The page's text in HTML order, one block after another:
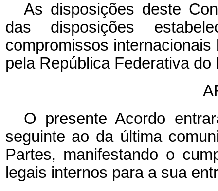
As disposições deste
das disposições
compromissos
pela República Federativa
O presente Acordo
seguinte ao da última
Partes, manifestando o
legais internos para a sua